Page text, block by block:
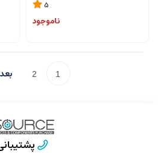
5
ناموجود
2
پشتیبانی